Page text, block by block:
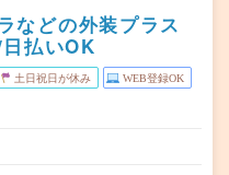
などの外装プラス
払いOK
土日祝日が休み WEB登録OK